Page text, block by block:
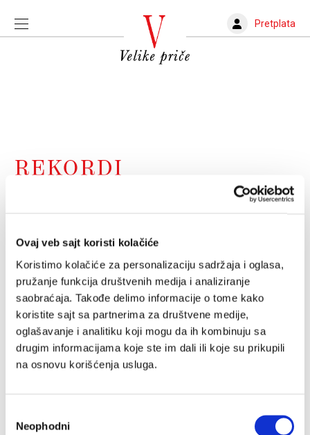
Ovaj veb sajt koristi kolačiće
Koristimo kolačiće za personalizaciju sadržaja i oglasa,
pružanje funkcija društvenih medija i analiziranje
saobraćaja. Takođe delimo informacije o tome kako
koristite sajt sa partnerima za društvene medije,
oglašavanje i analitiku koji mogu da ih kombinuju sa
drugim informacijama koje ste im dali ili koje su prikupili
na osnovu korišćenja usluga.
сагласности
Neophodni
Pretplata
REKORDI
nikogovića iz Nju Džersija - dostigao je nove nivoe
MILOŠ JOVANOVIĆ 20.03.2026.